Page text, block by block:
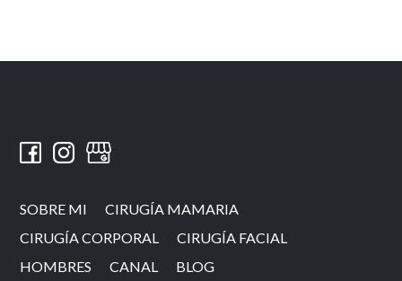
SOBRE MI
CIRUGÍA MAMARIA
CIRUGÍA CORPORAL
CIRUGÍA FACIAL
HOMBRES
CANAL BLOG